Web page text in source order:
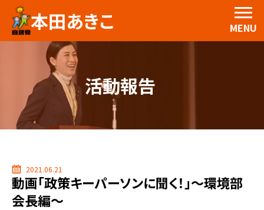
本田あきこ MENU
活動報告
2021.06.21
動画「政策キーパーソンに聞く！」～環境部
会長編～